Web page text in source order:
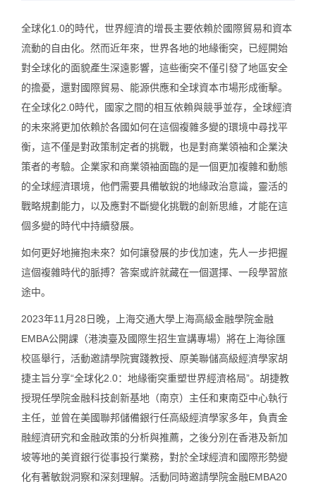
全球化1.0的時代，世界經濟的增長主要依賴於國際貿易和資本
流動的自由化。然而近年來，世界各地的地緣衝突，已經開始
對全球化的面貌產生深遠影響，這些衝突不僅引發了地區安全
的擔憂，還對國際貿易、能源供應和全球資本市場形成衝擊。
在全球化2.0時代，國家之間的相互依賴與競爭並存，全球經濟
的未來將更加依賴於各國如何在這個複雜多變的環境中尋找平
衡，這不僅是對政策制定者的挑戰，也是對商業領袖和企業決
策者的考驗。企業家和商業領袖面臨的是一個更加複雜和動態
的全球經濟環境，他們需要具備敏銳的地緣政治意識，靈活的
戰略規劃能力，以及應對不斷變化挑戰的創新思維，才能在這
個多變的時代中持續發展。
如何更好地擁抱未來？如何讓發展的步伐加速，先人一步把握
這個複雜時代的脈搏？答案或許就藏在一個選擇、一段學習旅
途中。
2023年11月28日晚，
上海交通大學上海高級金融學院金融
EMBA公開課（港澳臺及國際生招生宣講專場） 將在上海徐匯
校區舉行，活動邀請學院實踐教授、原美聯儲高級經濟學家胡
捷主旨分享“全球化2.0：地緣衝突重塑世界經濟格局”。胡捷教
授現任學院金融科技創新基地（南京）主任和東南亞中心執行
主任，並曾在美國聯邦儲備銀行任高級經濟學家多年，負責金
融經濟研究和金融政策的分析與推薦，之後分別在香港及新加
坡等地的美資銀行從事投行業務，對於全球經濟和國際形勢變
化有著敏銳洞察和深刻理解。活動同時邀請學院金融EMBA20